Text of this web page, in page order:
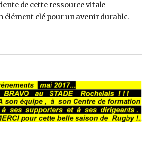
de cette ressource vitale
élément clé pour un avenir durable.